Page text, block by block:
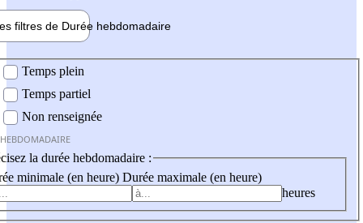
filtres de Durée hebdomadaire
Temps plein
Temps partiel
Non renseignée
la durée hebdomadaire :
minimale (en heure) Durée maximale (en heure)
heures